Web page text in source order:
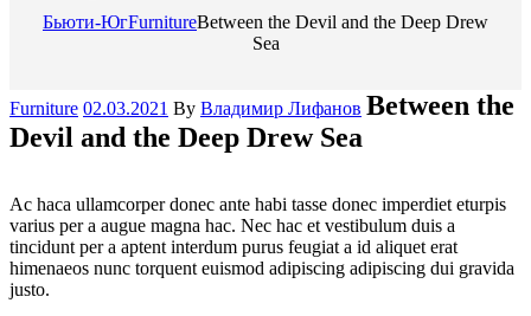
Бьюти-ЮгFurnitureBetween the Devil and the Deep Drew
Sea
Categories
Furniture 02.03.2021 By Владимир Лифанов Between the
Devil and the Deep Drew Sea
Ac haca ullamcorper donec ante habi tasse donec imperdiet eturpis
varius per a augue magna hac. Nec hac et vestibulum duis a
tincidunt per a aptent interdum purus feugiat a id aliquet erat
himenaeos nunc torquent euismod adipiscing adipiscing dui gravida
justo.